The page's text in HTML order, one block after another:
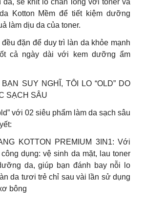
Kotton Mềm để tiết kiệm dưỡng
làm dịu da của toner.
đặn để duy trì làn da khỏe mạnh
cả ngày dài với kem dưỡng ẩm
SUY NGHĨ, TÔI LO “OLD” DO
SẠCH SÂU
với 02 siêu phẩm làm da sạch sâu
KOTTON PREMIUM 3IN1: Với
dụng: vệ sinh da mặt, lau toner
da, giúp bạn đánh bay nỗi lo
da tươi trẻ chỉ sau vài lần sử dụng
bông